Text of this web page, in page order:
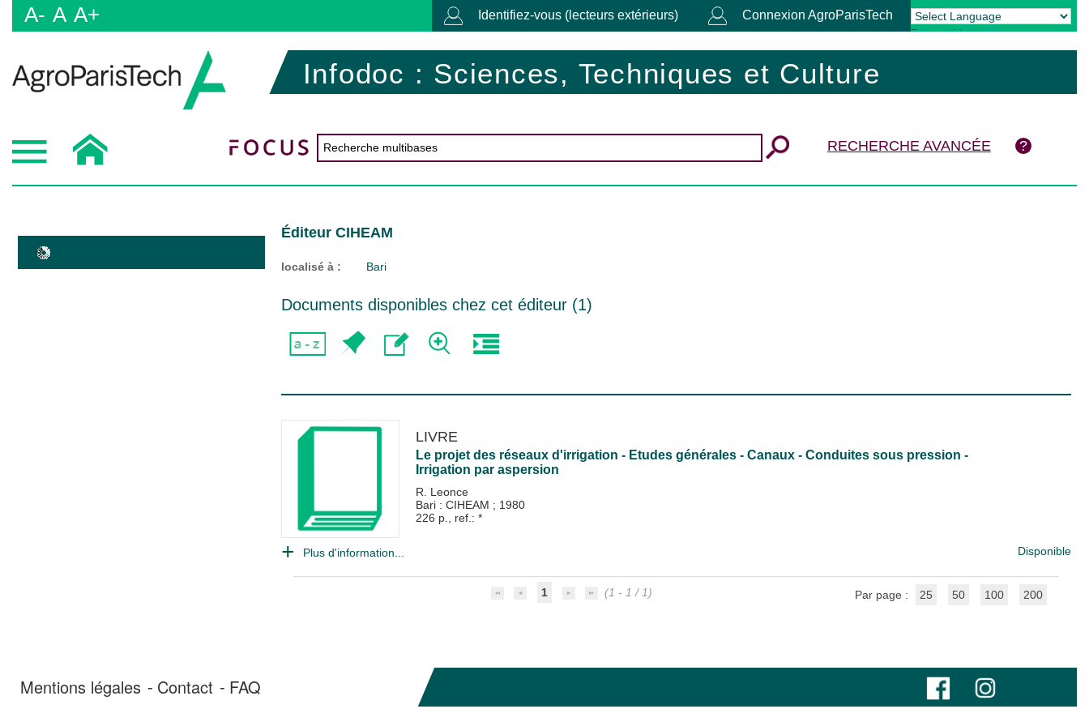
A- A A+ Identifiez-vous (lecteurs extérieurs) Connexion AgroParisTech
Powered by Translate
Infodoc : Sciences, Techniques et Culture
RECHERCHE AVANCÉE
Éditeur CIHEAM
localisé à : Bari
Documents disponibles chez cet éditeur (1)
LIVRE
Le projet des réseaux d'irrigation - Etudes générales - Canaux - Conduites sous pression -
Irrigation par aspersion
R. Leonce
Bari : CIHEAM ; 1980
226 p., ref.: *
Plus d'information... Disponible
1 (1 - 1 / 1) Par page : 25 50 100 200
Mentions légales Contact FAQ